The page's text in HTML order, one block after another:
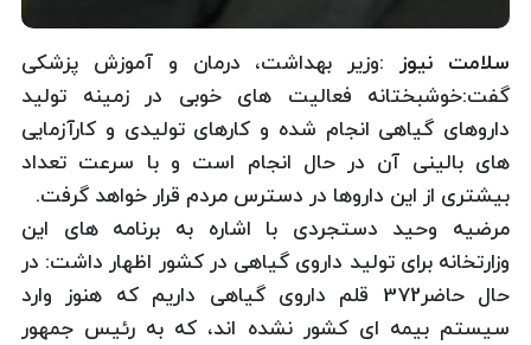
سلامت نیوز :وزیر بهداشت، درمان و آموزش پزشکی
گفت:خوشبختانه فعالیت های خوبی در زمینه تولید
داروهای گیاهی انجام شده و کارهای تولیدی و کارآزمایی
های بالینی آن در حال انجام است و با سرعت تعداد
بیشتری از این داروها در دسترس مردم قرار خواهد گرفت.
مرضیه وحید دستجردی با اشاره به برنامه های این
وزارتخانه برای تولید داروی گیاهی در کشور اظهار داشت: در
حال حاضر372 قلم داروی گیاهی داریم که هنوز وارد
سیستم بیمه ای کشور نشده اند، که به رئیس جمهور